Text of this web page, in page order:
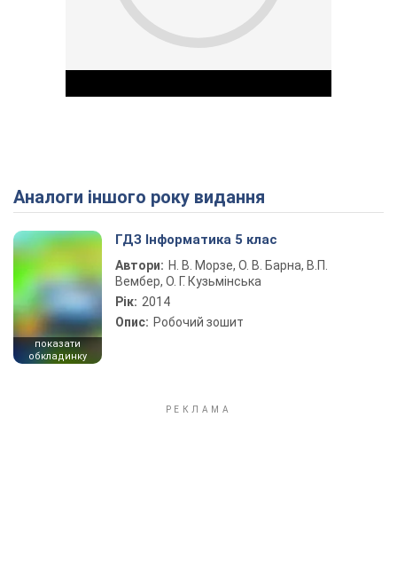
Play Video
Аналоги іншого року видання
показати
обкладинку
ГДЗ Інформатика 5 клас
Автори: Н. В. Морзе, О. В. Барна, В.П.
Вембер, О. Г. Кузьмінська
Рік: 2014
Опис: Робочий зошит